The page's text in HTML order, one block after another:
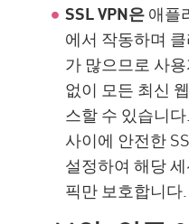
SSL VPN은애플
에서 작동하며
가 많으므로 사
없이 모든 최신
스할 수 있습니
사이에 안전한
설정하여 해당
픽만 보호합니다.